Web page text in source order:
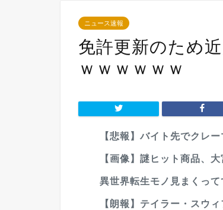
ニュース速報
免許更新のため
ｗｗｗｗｗｗ
【悲報】バイト先でクレ
【画像】謎ヒット商品、
異世界転生モノ見まくっ
【朗報】テイラー・スウ